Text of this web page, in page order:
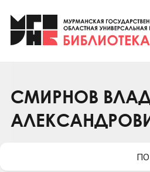
Клуб «Гиря и
Клуб «Семейный
Коллегам
Контакты
СМИРНОВ